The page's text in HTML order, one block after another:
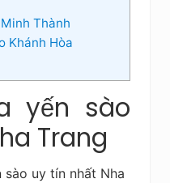
Thành
Khánh Hòa
yến sào
Trang